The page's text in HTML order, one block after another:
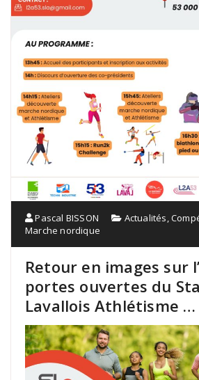
Pascal BISSON Actualités,
Marche nordique
Retour en images sur
portes ouvertes du
Lavallois Athlétisme …